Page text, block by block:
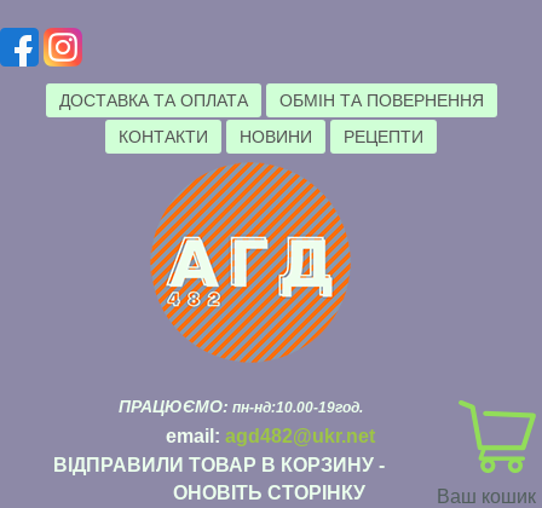
ДОСТАВКА ТА ОПЛАТА
ОБМІН ТА ПОВЕРНЕННЯ
КОНТАКТИ
НОВИНИ РЕЦЕПТИ
Ваш кошик
ПРАЦЮЄМО: пн-нд:10.00-19год.
email: agd482@ukr.net
ВІДПРАВИЛИ ТОВАР В КОРЗИНУ -
ОНОВІТЬ СТОРІНКУ